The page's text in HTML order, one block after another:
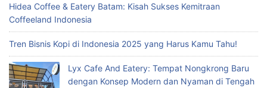
Hidea Coffee & Eatery Batam: Kisah Sukses Kemitraan
Coffeeland Indonesia
Tren Bisnis Kopi di Indonesia 2025 yang Harus Kamu Tahu!
Lyx Cafe And Eatery: Tempat Nongkrong Baru
dengan Konsep Modern dan Nyaman di Tengah